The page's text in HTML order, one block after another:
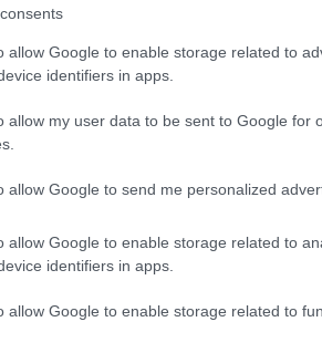
allow Google to enable storage related to
identifiers in apps.
allow my user data to be sent to Google for
allow Google to send me personalized
allow Google to enable storage related to
identifiers in apps.
allow Google to enable storage related to
trasu z Čech k moři
od pramene Nisy z
kteří podpořili tuto expedici:
pro ČR – věnovala lyže
38